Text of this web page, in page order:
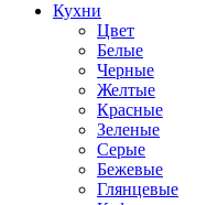
Кухни
Цвет
Белые
Черные
Желтые
Красные
Зеленые
Серые
Бежевые
Глянцевые